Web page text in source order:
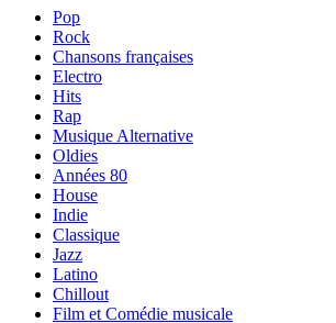
Pop
Rock
Chansons françaises
Electro
Hits
Rap
Musique Alternative
Oldies
Années 80
House
Indie
Classique
Jazz
Latino
Chillout
Film et Comédie musicale